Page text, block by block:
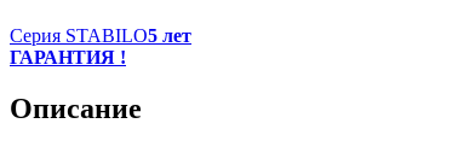
Серия STABILO5 лет
ГАРАНТИЯ !
Описание